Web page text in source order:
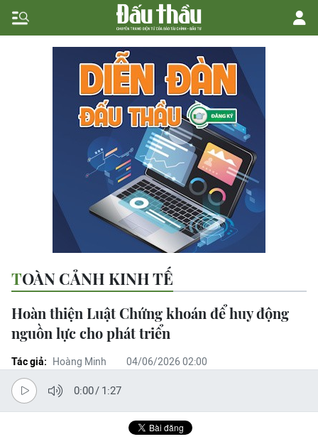
TOÀN CẢNH KINH TẾ
Hoàn thiện Luật Chứng khoán để huy động
nguồn lực cho phát triển
Tác giả: Hoàng Minh 04/06/2026 02:00
0:00/ 1:27